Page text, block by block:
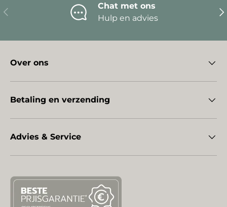
Vorige
Chat met ons
Hulp en advies
Over ons
Betaling en verzending
Advies & Service